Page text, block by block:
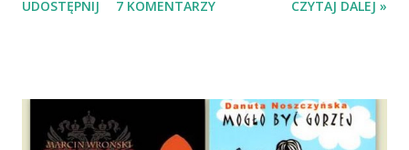
Mazowieckim, pojechaliśmy na wizytę zapoznawczą, a kilka
wspólnego życia przeczytacie TUTAJ i TUTAJ . Gdy już
nieco okrzepliśmy w codzienności z psem, a Amber - z
UDOSTĘPNIJ 7 KOMENTARZY CZYTAJ DALEJ »